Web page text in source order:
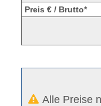
Preis € / Brutto*
Alle Preise